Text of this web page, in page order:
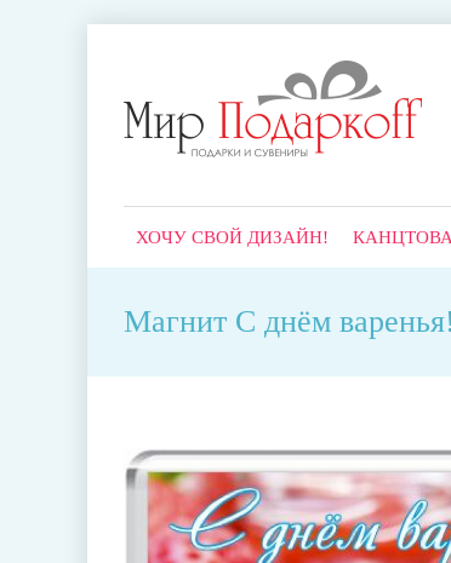
ХОЧУ СВОЙ ДИЗАЙН!
Магнит С днём варенья!